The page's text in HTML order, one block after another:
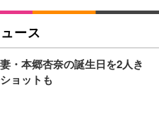
スチェア／デスクチェア メッシ
れない ブラック
ア デスクチェア 疲れない テレ
ックレスト 30度ロッキング機
サポート 90度跳ね上げ式アーム
プレミアムモニター | FlexScan
ングモニター DualSense 充電
）
ペットシーツ 厚型 ワイド 42枚
(吸収面:ライトブルー)
オ・オムツ L 中型犬用 26枚入
ース
・本郷杏奈の誕生日を2人き
ョットも